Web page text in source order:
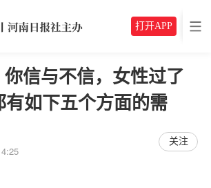
打开APP
信与不信，女性过了
如下五个方面的需
关注